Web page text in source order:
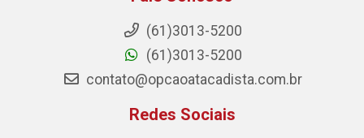
(61)3013-5200
(61)3013-5200
contato@opcaoatacadista.com.br
Redes Sociais